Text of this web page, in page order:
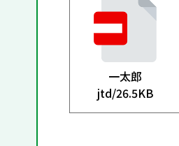
一太郎
jtd/26.5KB